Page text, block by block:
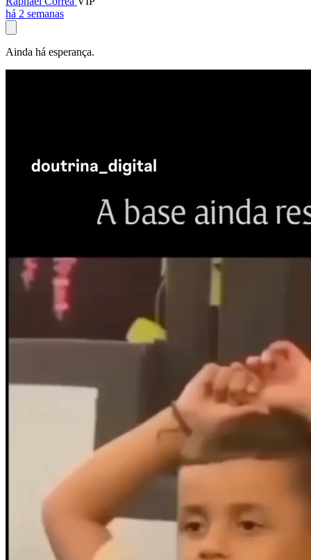
há 2 semanas
Ainda há esperança.